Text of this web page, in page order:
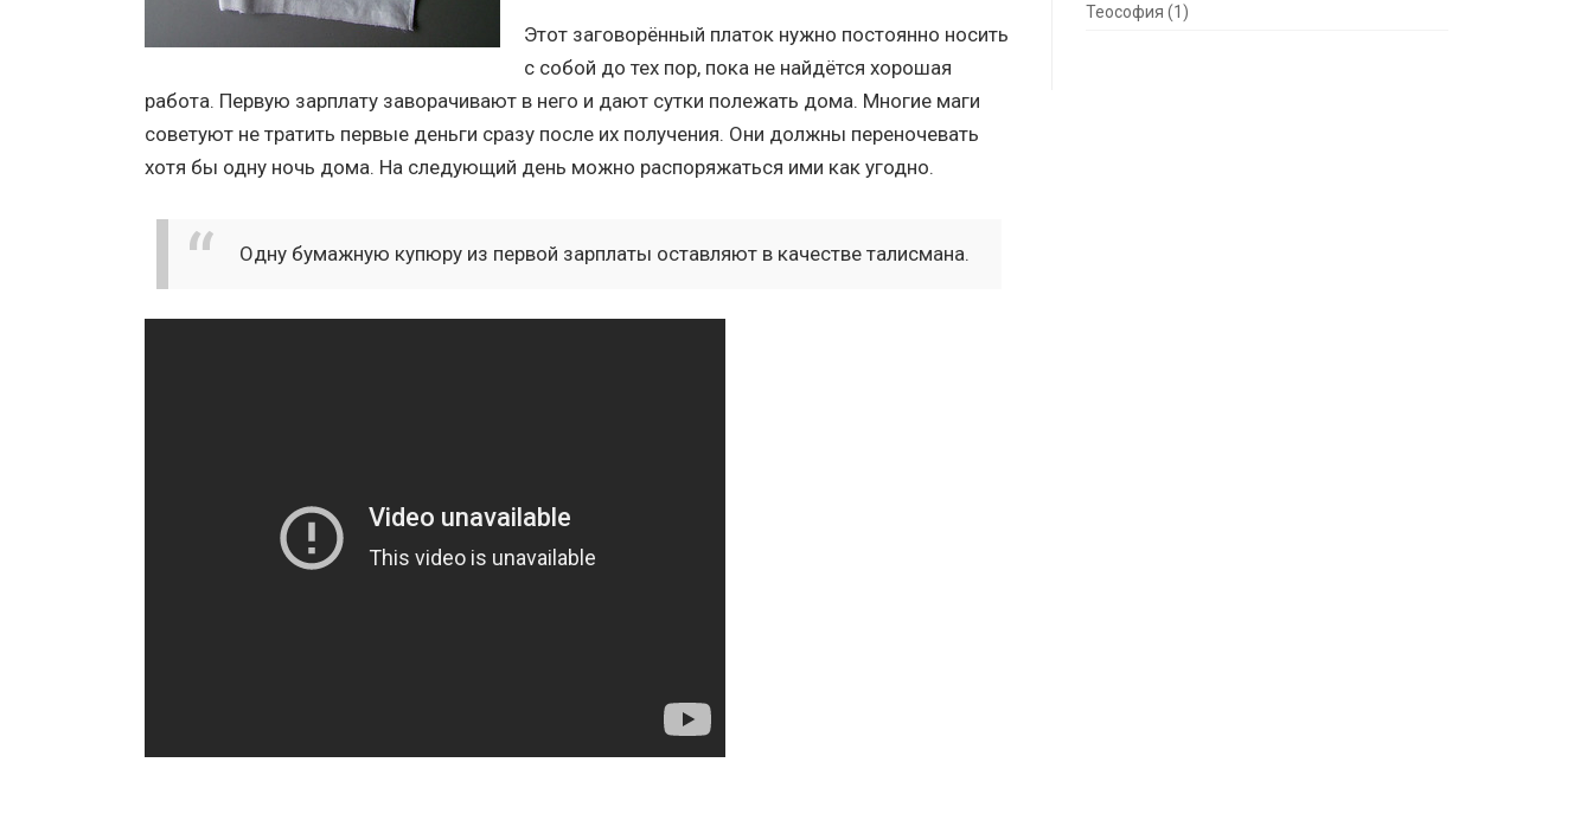
Этот заговорённый платок нужно постоянно носить
с собой до тех пор, пока не найдётся хорошая
работа. Первую зарплату заворачивают в него и дают сутки полежать дома. Многие маги
советуют не тратить первые деньги сразу после их получения. Они должны переночевать
хотя бы одну ночь дома. На следующий день можно распоряжаться ими как угодно.
Одну бумажную купюру из первой зарплаты оставляют в качестве талисмана.
Теософия (1)